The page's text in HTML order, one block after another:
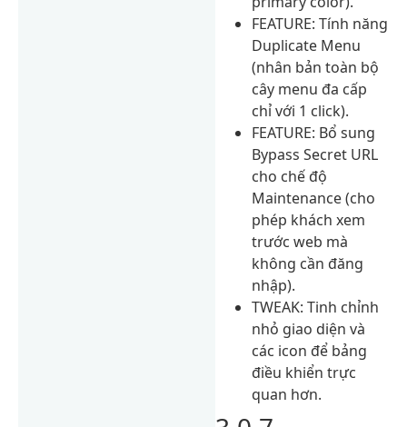
FEATURE: Tính năng
Duplicate Menu
(nhân bản toàn bộ
cây menu đa cấp
chỉ với 1 click).
FEATURE: Bổ sung
Bypass Secret URL
cho chế độ
Maintenance (cho
phép khách xem
trước web mà
không cần đăng
nhập).
TWEAK: Tinh chỉnh
nhỏ giao diện và
các icon để bảng
điều khiển trực
quan hơn.